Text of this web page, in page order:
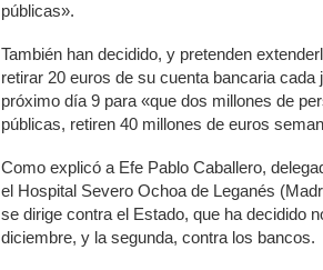
públicas».
También han decidido, y pretenden
retirar 20 euros de su cuenta bancaria cada
próximo día 9 para «que dos millones de
públicas, retiren 40 millones de euros
Como explicó a Efe Pablo Caballero,
el Hospital Severo Ochoa de Leganés
se dirige contra el Estado, que ha decidido
diciembre, y la segunda, contra los bancos.